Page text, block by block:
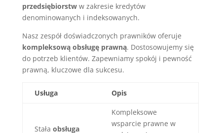
przedsiębiorstww zakresie kredytów
denominowanych i indeksowanych.
Nasz zespół doświadczonych prawników oferuje
kompleksową obsługę prawną. Dostosowujemy się
do potrzeb klientów. Zapewniamy spokój i pewność
prawną, kluczowe dla sukcesu.
Usługa Opis
Stała obsługa
Kompleksowe
wsparcie prawne w